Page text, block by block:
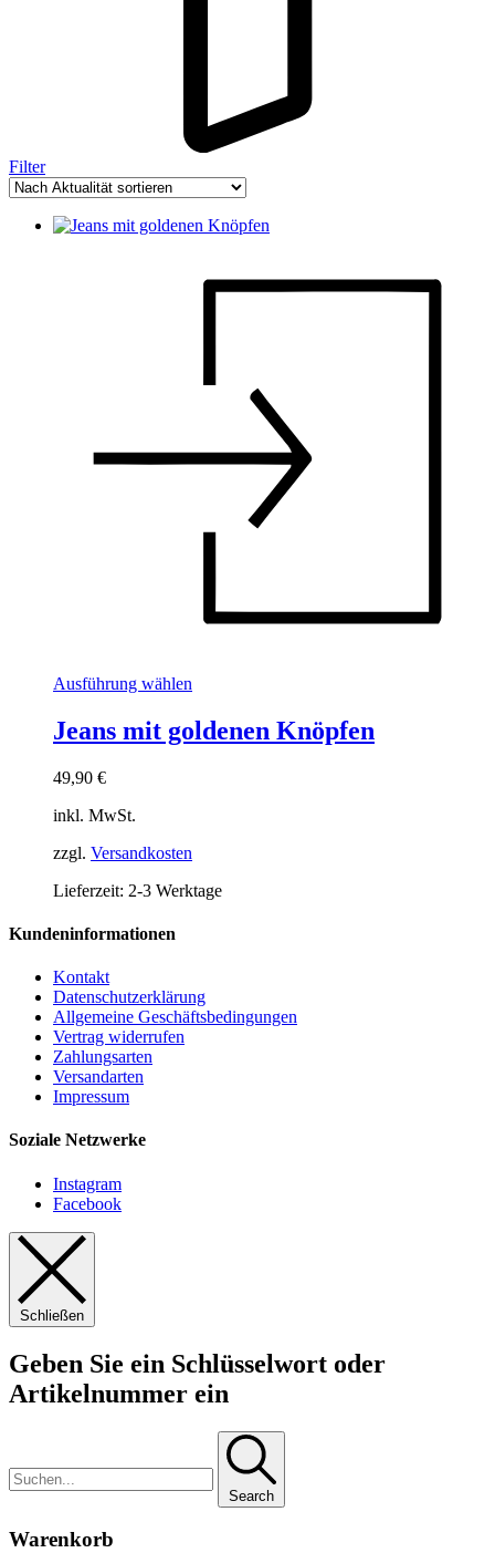
Filter
Ausführung wählen
weist
mehrere
auf
der
Produktseite
Jeans mit goldenen Knöpfen
49,90 €
inkl. MwSt.
zzgl. Versandkosten
Lieferzeit: 2-3 Werktage
Kundeninformationen
Kontakt
Datenschutzerklärung
Allgemeine Geschäftsbedingungen
Vertrag widerrufen
Zahlungsarten
Versandarten
Impressum
Soziale Netzwerke
Instagram
Facebook
Schließen
Geben Sie ein Schlüsselwort oder
Artikelnummer ein
Search
Warenkorb